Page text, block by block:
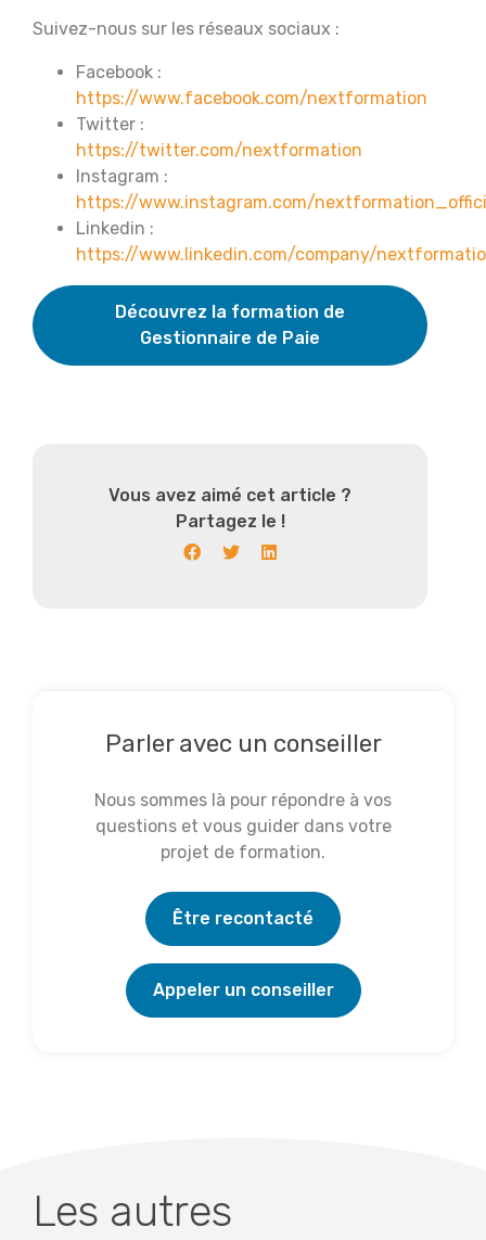
Suivez-nous sur les réseaux sociaux :
Facebook :
https://www.facebook.com/nextformation
Twitter :
https://twitter.com/nextformation
Instagram :
https://www.instagram.com/
Linkedin :
https://www.linkedin.com/company/
Découvrez la formation de
Gestionnaire de Paie
Vous avez aimé cet article ?
Partagez le !
Parler avec un conseiller
Nous sommes là pour répondre à vos
questions et vous guider dans votre
projet de formation.
Être recontacté
Appeler un conseiller
Les autres